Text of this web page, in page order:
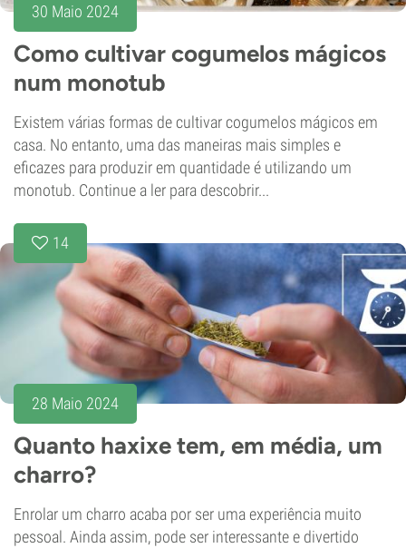
30 Maio 2024
Como cultivar cogumelos mágicos
num monotub
Existem várias formas de cultivar cogumelos mágicos em
casa. No entanto, uma das maneiras mais simples e
eficazes para produzir em quantidade é utilizando um
monotub. Continue a ler para descobrir...
14
28 Maio 2024
Quanto haxixe tem, em média, um
charro?
Enrolar um charro acaba por ser uma experiência muito
pessoal. Ainda assim, pode ser interessante e divertido